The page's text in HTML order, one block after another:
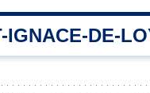
IGNACE-DE-